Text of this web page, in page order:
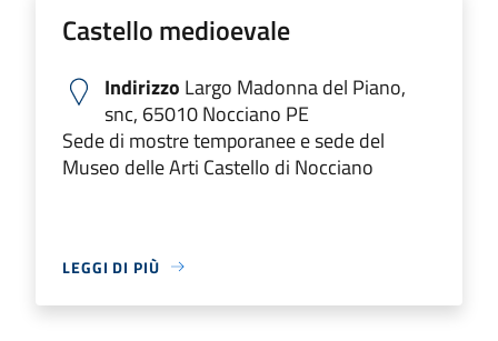
Castello medioevale
Indirizzo Largo Madonna del Piano,
snc, 65010 Nocciano PE
Sede di mostre temporanee e sede del
Museo delle Arti Castello di Nocciano
LEGGI DI PIÙ